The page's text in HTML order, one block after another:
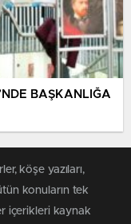
BAŞKANLIĞA
köşe yazıları,
konuların tek
içerikleri kaynak